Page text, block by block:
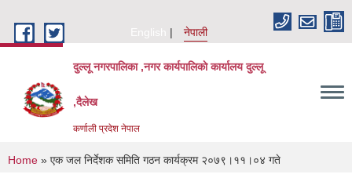
English
नेपाली
दुल्लू नगरपालिका ,नगर कार्यपालिकाे कार्यालय दुल्लू
,दैलेख
कर्णाली प्रदेश नेपाल
You are here
Home » एक जल निर्देशक समिति गठन कार्यक्रम २०७९।११।०४ गते